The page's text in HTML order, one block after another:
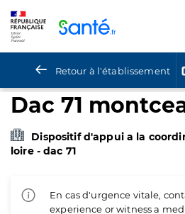
Retour à l'établissement
Dac 71
Dispositif d'appui a la
loire - dac 71
En cas d'urgence vitale,
experience or witness a